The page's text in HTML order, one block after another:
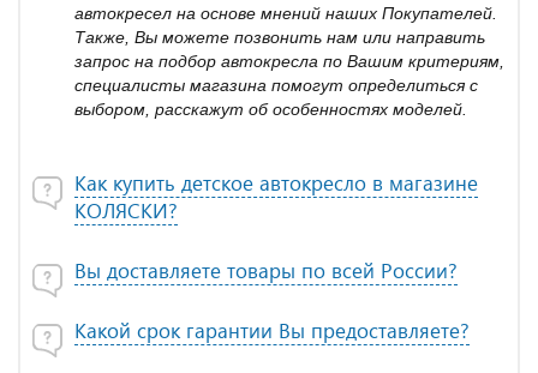
автокресел на основе мнений наших Покупателей.
Также, Вы можете позвонить нам или направить
запрос на подбор автокресла по Вашим критериям,
специалисты магазина помогут определиться с
выбором, расскажут об особенностях моделей.
Как купить детское автокресло в магазине
КОЛЯСКИ?
Вы доставляете товары по всей России?
Какой срок гарантии Вы предоставляете?